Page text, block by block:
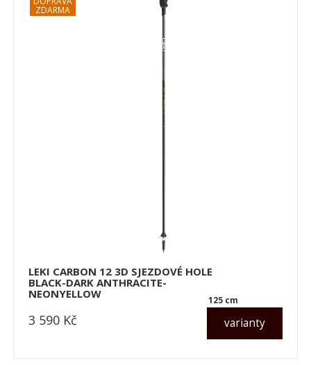
LEKI CARBON 12 3D SJEZDOVÉ HOLE
BLACK-DARK ANTHRACITE-
NEONYELLOW
varianty
125 cm
3 590 Kč